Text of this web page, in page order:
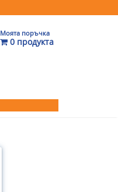
Моята поръчка
0 продукта